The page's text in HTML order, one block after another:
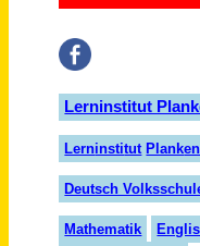
Lerninstitut
Lerninstitut Planken
Deutsch
Mathematik